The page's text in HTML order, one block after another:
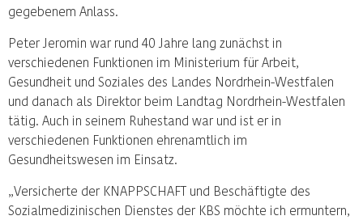
gegebenem Anlass.
Peter Jeromin war rund 40 Jahre lang zunächst in
verschiedenen Funktionen im Ministerium für Arbeit,
Gesundheit und Soziales des Landes Nordrhein-Westfalen
und danach als Direktor beim Landtag Nordrhein-Westfalen
tätig. Auch in seinem Ruhestand war und ist er in
verschiedenen Funktionen ehrenamtlich im
Gesundheitswesen im Einsatz.
„Versicherte der KNAPPSCHAFT und Beschäftigte des
Sozialmedizinischen Dienstes der KBS möchte ich ermuntern,